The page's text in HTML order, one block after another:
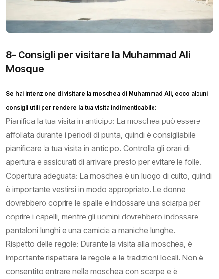
8- Consigli per visitare la Muhammad Ali
Mosque
Se hai intenzione di visitare la moschea di Muhammad Ali, ecco alcuni
consigli utili per rendere la tua visita indimenticabile:
Pianifica la tua visita in anticipo: La moschea può essere
affollata durante i periodi di punta, quindi è consigliabile
pianificare la tua visita in anticipo. Controlla gli orari di
apertura e assicurati di arrivare presto per evitare le folle.
Copertura adeguata: La moschea è un luogo di culto, quindi
è importante vestirsi in modo appropriato. Le donne
dovrebbero coprire le spalle e indossare una sciarpa per
coprire i capelli, mentre gli uomini dovrebbero indossare
pantaloni lunghi e una camicia a maniche lunghe.
Rispetto delle regole: Durante la visita alla moschea, è
importante rispettare le regole e le tradizioni locali. Non è
consentito entrare nella moschea con scarpe e è